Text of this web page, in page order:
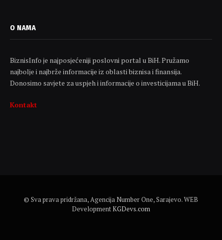
O NAMA
BiznisInfo je najposjećeniji poslovni portal u BiH. Pružamo
najbolje i najbrže informacije iz oblasti biznisa i finansija.
Donosimo savjete za uspjeh i informacije o investicijama u BiH.
Kontakt
© Sva prava pridržana, Agencija Number One, Sarajevo. WEB
DevelopmentKGDevs.com